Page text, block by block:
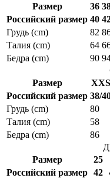
Размер
36
Российский размер 40
Грудь (cm)
82
Талия (cm)
64
Бедра (cm)
90
Размер
XXS
Российский размер 38/
Грудь (cm)
80
Талия (cm)
58
Бедра (cm)
86
Размер
25
Российский размер 42